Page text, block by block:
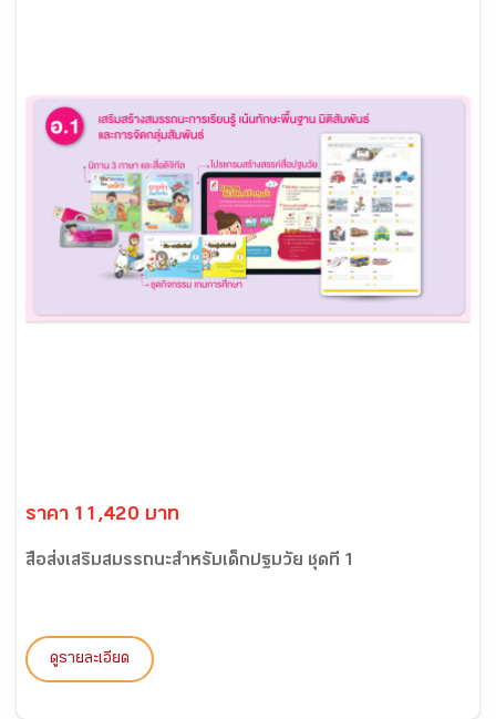
ราคา 11,420 บาท
สื่อส่งเสริมสมรรถนะสำหรับเด็กปฐมวัย ชุดที่ 1
ดูรายละเอียด